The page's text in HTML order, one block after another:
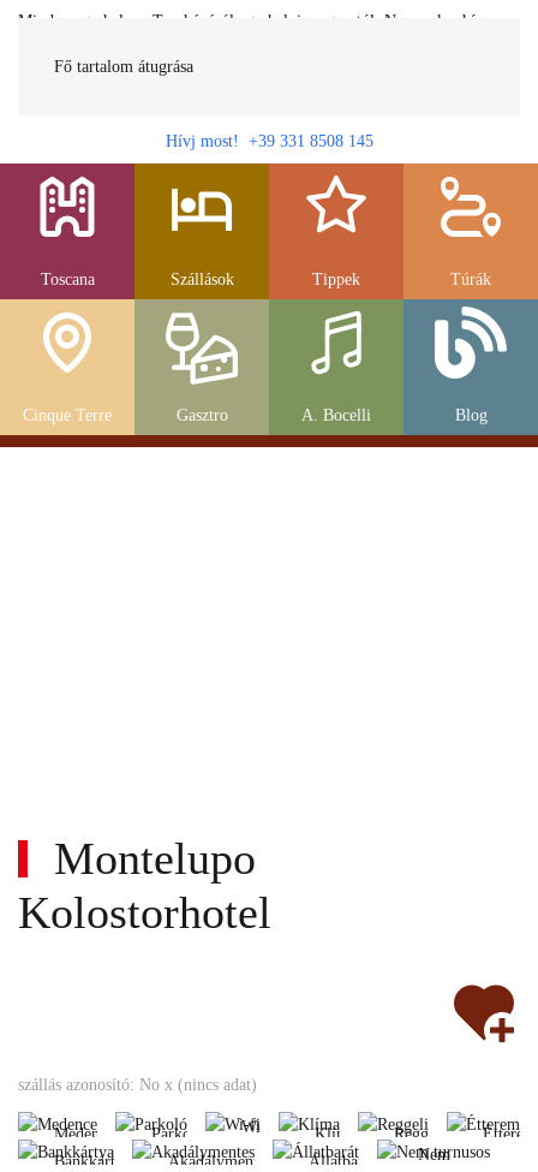
Fő tartalom átugrása
Minden egy helyen Toszkánáról egy helyi magyartól. Nemcsak a híres
gasztronomia....
Hívj most! +39 331 8508 145
Toscana Szállások Tippek Túrák
Cinque Terre Gasztro A. Bocelli Blog
Montelupo
Kolostorhotel
szállás azonosító: No x (nincs adat)
Medence
Medence
Parkoló
Parkoló
fi
Wi-
fi
Klíma Reggeli Étterem
Bankkártya
Bankkártya
Akadálymentes
Akadálymentes
Állatbarát
Állatbarát
Nem